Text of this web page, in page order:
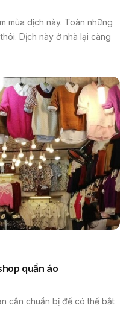
mùa dịch này. Toàn những
Dịch này ở nhà lại càng
quần áo
cần chuẩn bị để có thể bắt